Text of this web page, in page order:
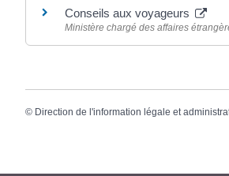
Conseils aux voyageurs
Ministère chargé des affaires
© Direction de l'information légale et